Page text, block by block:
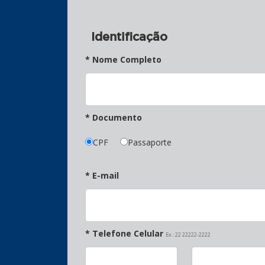
Identificação
* Nome Completo
* Documento
CPF Passaporte
* E-mail
* Telefone Celular Ex.: 22 22222-2222